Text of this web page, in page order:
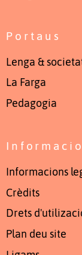
Portaus
Lenga &
La Farga
Pedagogia
Informacions
Crèdits
Drets
Plan deu site